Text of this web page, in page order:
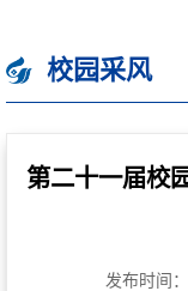
校园采风
第二十一届校
发布时间